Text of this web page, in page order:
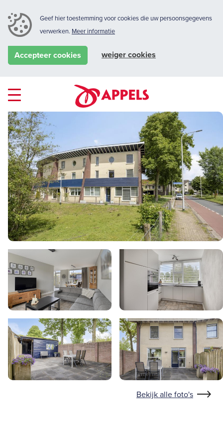
Geef hier toestemming voor cookies die uw persoonsgegevens
verwerken. Meer informatie
Accepteer cookies weiger cookies
Bekijk alle foto's